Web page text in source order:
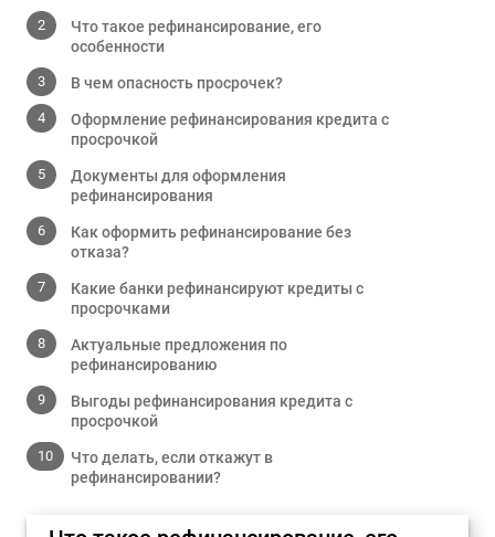
Что такое рефинансирование, его
особенности
В чем опасность просрочек?
Оформление рефинансирования кредита с
просрочкой
Документы для оформления
рефинансирования
Как оформить рефинансирование без
отказа?
Какие банки рефинансируют кредиты с
просрочками
Актуальные предложения по
рефинансированию
Выгоды рефинансирования кредита с
просрочкой
Что делать, если откажут в
рефинансировании?